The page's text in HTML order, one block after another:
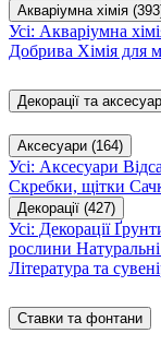
Акваріумна хімія
Усі: Акваріумна
Добрива Хімія для
Декорації та
Аксесуари (164)
Усі: Аксесуари
Скребки, щітки
Декорації (427)
Усі: Декорації
рослини
Література та
Ставки та фонтани